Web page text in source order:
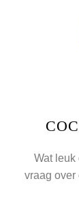
Wat leuk
vraag over